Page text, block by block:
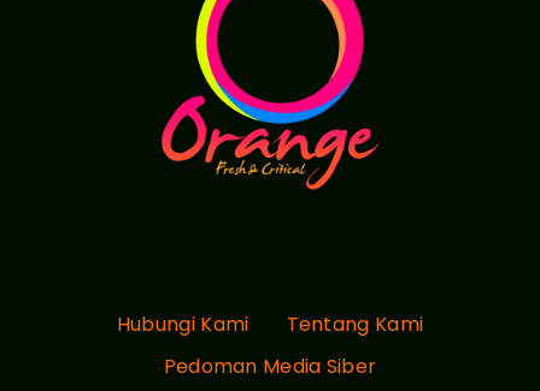
Hubungi Kami
Tentang Kami
Pedoman Media Siber